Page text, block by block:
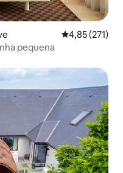
4,85 de uma
4,85 (271)
pequena